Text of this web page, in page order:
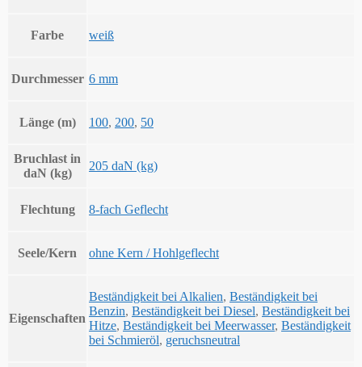
Farbe weiß
Durchmesser 6 mm
Länge (m) 100, 200, 50
Bruchlast in
daN (kg)
205 daN (kg)
Flechtung 8-fach Geflecht
Seele/Kern ohne Kern / Hohlgeflecht
Eigenschaften
Beständigkeit bei Alkalien, Beständigkeit bei
Benzin, Beständigkeit bei Diesel, Beständigkeit bei
Hitze, Beständigkeit bei Meerwasser, Beständigkeit
bei Schmieröl, geruchsneutral